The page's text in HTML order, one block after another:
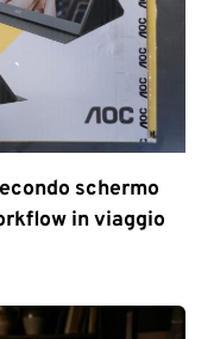
schermo
in viaggio